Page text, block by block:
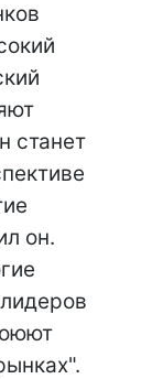
станет
он.